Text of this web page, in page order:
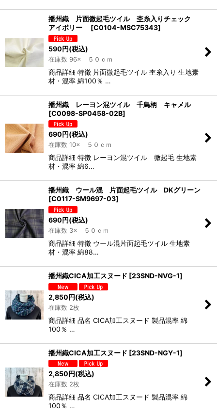
播州織 片面微起毛ツイル 杢糸入りチェック
アイボリー
[C0104-MSC75343]
590円(税込)
在庫数 96× ５０ｃｍ
商品詳細 特徴 片面微起毛ツイル 杢糸入り 生地素
材・混率 綿100％ …
播州織 レーヨン混ツイル 千鳥柄 キャメル
[C0098-SP0458-02B]
690 円(税込)
在庫数 10× ５０ｃｍ
商品詳細 特徴 レーヨン混ツイル 微起毛 生地素
材・混率 綿6…
播州織 ウール混 片面起毛ツイル DKグリーン
[C0117-SM9697-03]
690円(税込)
在庫数 3× ５０ｃｍ
商品詳細 特徴 ウール混片面起毛ツイル 生地素
材・混率 綿88…
播州織CICA加工スヌード [23SND-NVG-1]
2,850円(税込)
在庫数 2枚
商品詳細 品名 CICA加工スヌード 製品混率 綿
100％ …
播州織CICA加工スヌード [23SND-NGY-1]
2,850 円(税込)
在庫数 2枚
商品詳細 品名 CICA加工スヌード 製品混率 綿
100％ …